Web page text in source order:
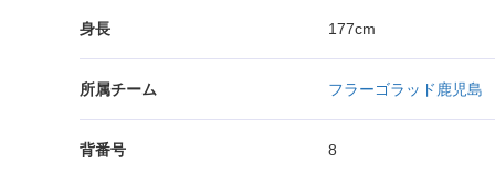
身長 177cm
所属チーム フラーゴラッド鹿児島
背番号 8